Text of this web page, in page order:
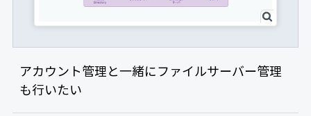
アカウント管理と一緒にファイルサーバー管理
も行いたい